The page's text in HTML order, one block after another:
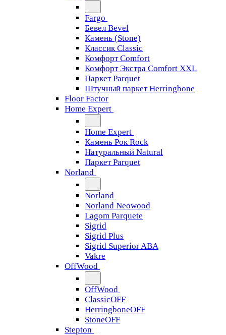
Fargo
Бевел Bevel
Камень (Stone)
Классик Classic
Комфорт Comfort
Комфорт Экстра Comfort XXL
Паркет Parquet
Штучный паркет Herringbone
Floor Factor
Home Expert
Home Expert
Камень Рок Rock
Натуральный Natural
Паркет Parquet
Norland
Norland
Norland Neowood
Lagom Parquete
Sigrid
Sigrid Plus
Sigrid Superior ABA
Vakre
OffWood
OffWood
ClassicOFF
HerringboneOFF
StoneOFF
Stepton